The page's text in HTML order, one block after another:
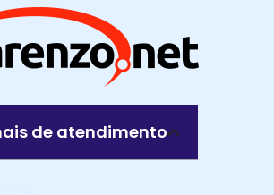
de atendimento